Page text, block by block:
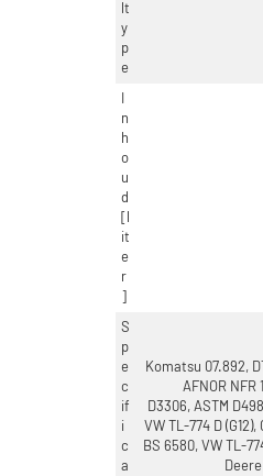
lt
y
p
e
n
h
o
u
d
it
e
r
S
p
e
c
if
i
c
a
Komatsu 07.892,
AFNOR NFR
D3306, ASTM
VW TL-774 D
BS 6580, VW TL-